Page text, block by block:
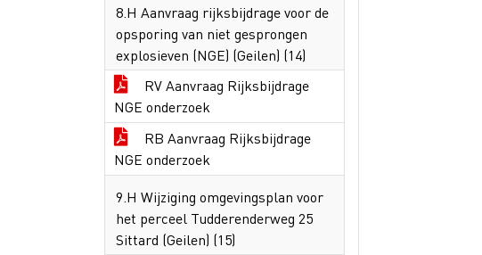
8.H Aanvraag rijksbijdrage voor de
opsporing van niet gesprongen
explosieven (NGE) (Geilen) (14)
RV Aanvraag Rijksbijdrage
NGE onderzoek
RB Aanvraag Rijksbijdrage
NGE onderzoek
9.H Wijziging omgevingsplan voor
het perceel Tudderenderweg 25
Sittard (Geilen) (15)